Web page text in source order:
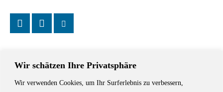
Wir schätzen Ihre Privatsphäre
Wir verwenden Cookies, um Ihr Surferlebnis zu verbessern,